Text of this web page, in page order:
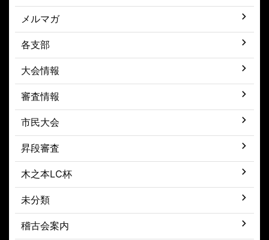
メルマガ
各支部
大会情報
審査情報
市民大会
昇段審査
木之本LC杯
未分類
稽古会案内